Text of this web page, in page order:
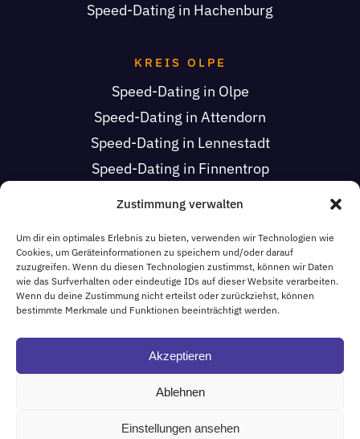
Zustimmung verwalten
Um dir ein optimales Erlebnis zu bieten, verwenden wir Technologien wie
Cookies, um Geräteinformationen zu speichern und/oder darauf
zuzugreifen. Wenn du diesen Technologien zustimmst, können wir Daten
wie das Surfverhalten oder eindeutige IDs auf dieser Website verarbeiten.
Wenn du deine Zustimmung nicht erteilst oder zurückziehst, können
bestimmte Merkmale und Funktionen beeinträchtigt werden.
Akzeptieren
Ablehnen
Einstellungen ansehen
Speed-Dating in Hachenburg
KREIS OLPE
Speed-Dating in Olpe
Speed-Dating in Attendorn
Speed-Dating in Lennestadt
Speed-Dating in Finnentrop
Speed-Dating in Kirchhundem
HOCHSAUERLANDKREIS